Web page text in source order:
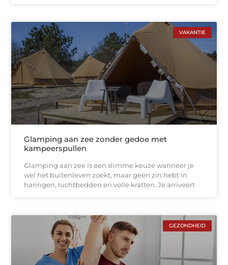
VAKANTIE
Glamping aan zee zonder gedoe met
kampeerspullen
Glamping aan zee is een slimme keuze wanneer je
wel het buitenleven zoekt, maar geen zin hebt in
haringen, luchtbedden en volle kratten. Je arriveert
GEZONDHEID